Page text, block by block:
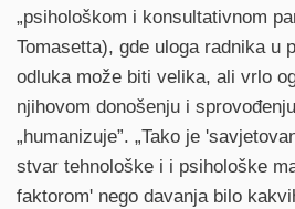
„psihološkom i konsultativnom
Tomasetta), gde uloga radnika u
odluka može biti velika, ali vrlo
njihovom donošenju i
„humanizuje”. „Tako je
stvar tehnološke i i psihološke
faktorom' nego davanja bilo